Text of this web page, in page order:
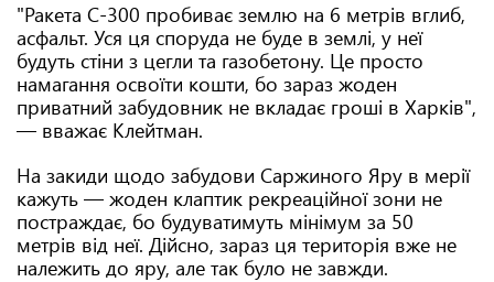
"Ракета С-300 пробиває землю на 6 метрів вглиб,
асфальт. Уся ця споруда не буде в землі, у неї
будуть стіни з цегли та газобетону. Це просто
намагання освоїти кошти, бо зараз жоден
приватний забудовник не вкладає гроші в Харків",
— вважає Клейтман.
На закиди щодо забудови Саржиного Яру в мерії
кажуть — жоден клаптик рекреаційної зони не
постраждає, бо будуватимуть мінімум за 50
метрів від неї. Дійсно, зараз ця територія вже не
належить до яру, але так було не завжди.